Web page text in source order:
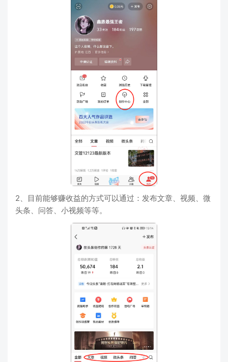
2、目前能够赚收益的方式可以通过：发布文章、视频、微
头条、问答、小视频等等。